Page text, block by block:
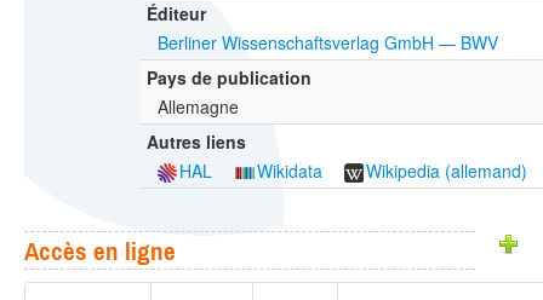
Éditeur
Berliner Wissenschaftsverlag GmbH — BWV
Pays de publication
Allemagne
Autres liens
HAL
Wikidata Wikipedia (allemand)
Accès en ligne